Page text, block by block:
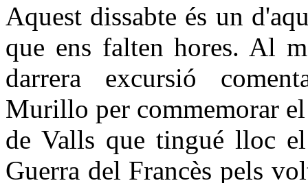
Aquest dissabte és un
que ens falten hores. Al
darrera excursió
Murillo per commemorar
de Valls que tingué lloc
Guerra del Francès pels